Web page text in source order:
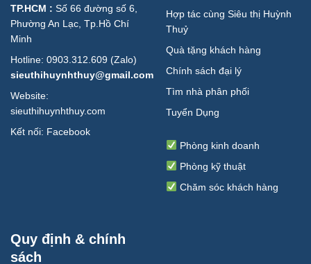
TP.HCM : Số 66 đường số 6,
Phường An Lạc, Tp.Hồ Chí
Minh
Hotline: 0903.312.609 (Zalo)
sieuthihuynhthuy@gmail.com
Website:
sieuthihuynhthuy.com
Kết nối: Facebook
Hợp tác cùng Siêu thị Huỳnh
Thuỷ
Quà tặng khách hàng
Chính sách đại lý
Tìm nhà phân phối
Tuyển Dụng
Phòng kinh doanh
Phòng kỹ thuật
Chăm sóc khách hàng
Quy định & chính
sách